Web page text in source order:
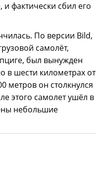
фактически сбил его
По версии Bild,
самолёт,
был вынужден
в шести километрах от
метров он столкнулся
этого самолет ушёл в
небольшие